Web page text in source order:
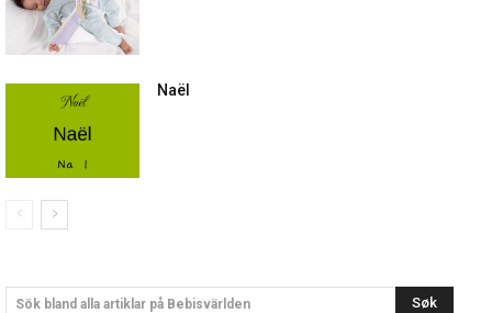
Naël
Sök bland alla artiklar på Bebisvärlden Søk